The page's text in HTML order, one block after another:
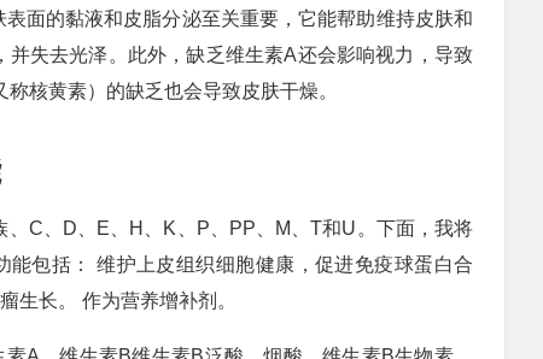
面的黏液和皮脂分泌至关重要，它能帮助维持皮肤和
失去光泽。此外，缺乏维生素A还会影响视力，导致
核黄素）的缺乏也会导致皮肤干燥。
C、D、E、H、K、P、PP、M、T和U。下面，我将
包括： 维护上皮组织细胞健康，促进免疫球蛋白合
生长。 作为营养增补剂。